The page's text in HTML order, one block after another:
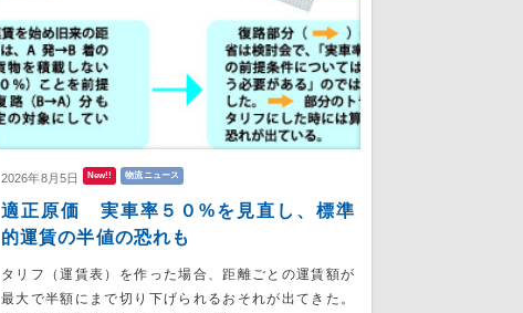
2026年8月5日 New!! 物流ニュース
適正原価 実車率５０%を見直し、標準
的運賃の半値の恐れも
タリフ（運賃表）を作った場合、距離ごとの運賃額が
最大で半額にまで切り下げられるおそれが出てきた。